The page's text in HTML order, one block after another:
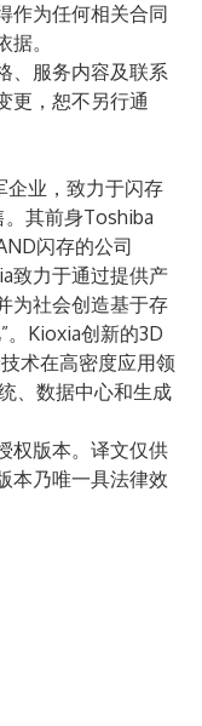
作为任何相关合同
。
、服务内容及联系
更，恕不另行通
企业，致力于闪存
其前身Toshiba
闪存的公司
致力于通过提供产
为社会创造基于存
。Kioxia创新的3D
术在高密度应用领
、数据中心和生成
权版本。译文仅供
本乃唯一具法律效